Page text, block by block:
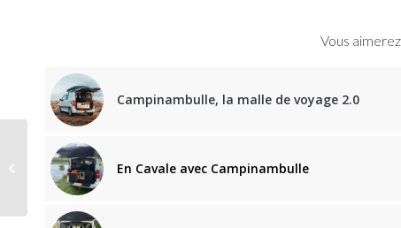
Vous
Campinambulle, la malle de voyage 2.0
En Cavale avec Campinambulle
Nouveauté 2021,
Westfalia, le Kepler
passe au five